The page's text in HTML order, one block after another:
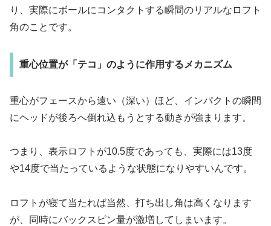
り、実際にボールにコンタクトする瞬間のリアルなロフト
角のことです。
重心位置が「テコ」のように作用するメカニズム
重心がフェースから遠い（深い）ほど、インパクトの瞬間
にヘッドが後ろへ倒れ込もうとする動きが強まります。
つまり、表示ロフトが10.5度であっても、実際には13度
や14度で当たっているような状態になりやすいんです。
ロフトが寝て当たれば当然、打ち出し角は高くなります
が、同時にバックスピン量が激増してしまいます。